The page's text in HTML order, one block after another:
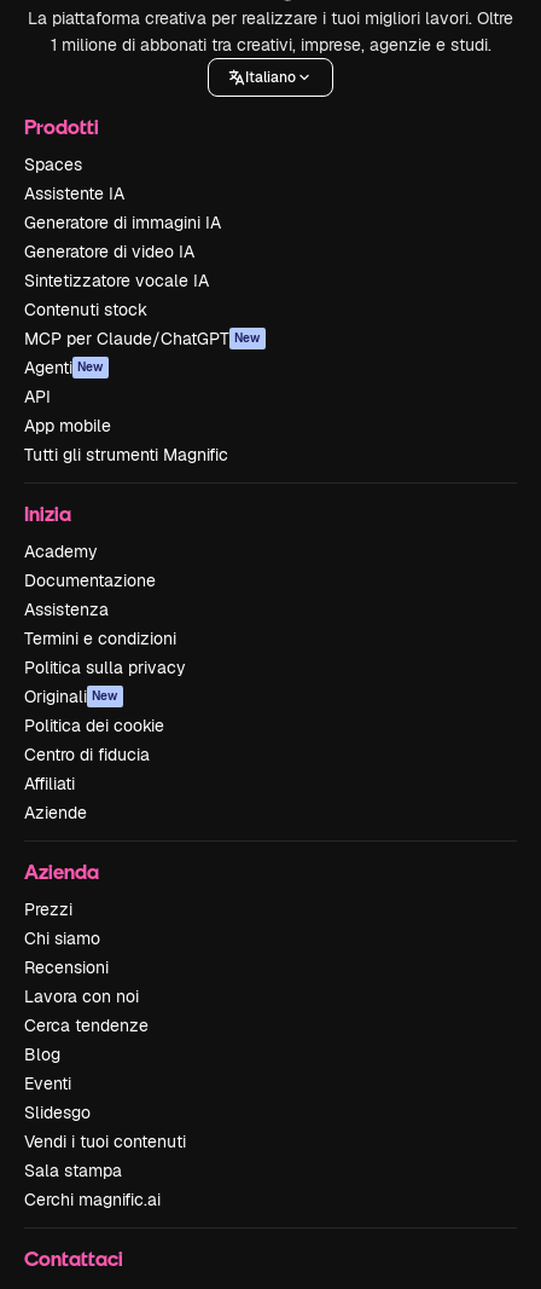
La piattaforma creativa per realizzare i tuoi migliori lavori. Oltre
1 milione di abbonati tra creativi, imprese, agenzie e studi.
Italiano
Prodotti
Spaces
Assistente IA
Generatore di immagini IA
Generatore di video IA
Sintetizzatore vocale IA
Contenuti stock
MCP per Claude/ChatGPT New
Agenti New
API
App mobile
Tutti gli strumenti Magnific
Inizia
Academy
Documentazione
Assistenza
Termini e condizioni
Politica sulla privacy
Originali New
Politica dei cookie
Centro di fiducia
Affiliati
Aziende
Azienda
Prezzi
Chi siamo
Recensioni
Lavora con noi
Cerca tendenze
Blog
Eventi
Slidesgo
Vendi i tuoi contenuti
Sala stampa
Cerchi magnific.ai
Contattaci